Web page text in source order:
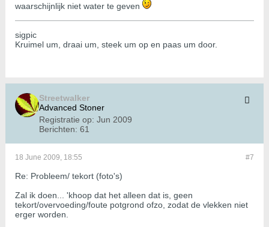
waarschijnlijk niet water te geven
sigpic
Kruimel um, draai um, steek um op en paas um door.
Streetwalker
Advanced Stoner
Registratie op: Jun 2009
Berichten: 61
#7
18 June 2009, 18:55
Re: Probleem/ tekort (foto's)
Zal ik doen... 'khoop dat het alleen dat is, geen
tekort/overvoeding/foute potgrond ofzo, zodat de vlekken niet
erger worden.